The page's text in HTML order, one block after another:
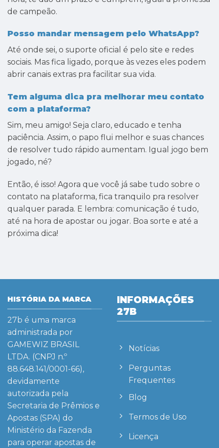
de campeão.
Posso mandar mensagem pelo WhatsApp?
Até onde sei, o suporte oficial é pelo site e redes
sociais. Mas fica ligado, porque às vezes eles podem
abrir canais extras pra facilitar sua vida.
Tem alguma dica pra melhorar meu contato
com a plataforma?
Sim, meu amigo! Seja claro, educado e tenha
paciência. Assim, o papo flui melhor e suas chances
de resolver tudo rápido aumentam. Igual jogo bem
jogado, né?
Então, é isso! Agora que você já sabe tudo sobre o
contato na plataforma, fica tranquilo pra resolver
qualquer parada. E lembra: comunicação é tudo,
até na hora de apostar ou jogar. Boa sorte e até a
próxima dica!
HISTÓRIA DA MARCA
27b é uma marca
administrada por
GAMEWIZ BRASIL
LTDA. (CNPJ n.º
88.648.141/0001-66),
devidamente
autorizada pela
Secretaria de Prêmios e
Apostas (SPA) do
Ministério da Fazenda
para operar apostas de
INFORMAÇÕES
27B
Notícias
Perguntas
Frequentes
Blog
Termos de Uso
Licença